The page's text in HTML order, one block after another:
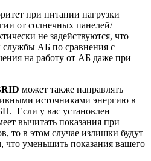
при питании нагрузки
от солнечных панелей/
не задействуются, что
службы АБ по сравнения с
на работу от АБ даже при
может также направлять
источниками энергию в
Если у вас установлен
вычитать показания при
то в этом случае излишки будут
что уменьшить показания вашего